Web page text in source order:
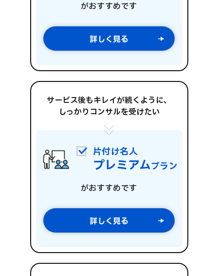
がおすすめです
詳しく見る
サービス後もキレイが続くように、
しっかりコンサルを受けたい
片付け名人
プレミアムプラン
がおすすめです
詳しく見る